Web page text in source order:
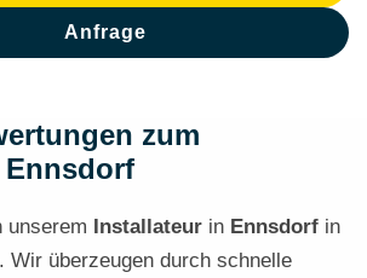
Anfrage
zum
unserem Installateur in Ennsdorf in
Wir überzeugen durch schnelle